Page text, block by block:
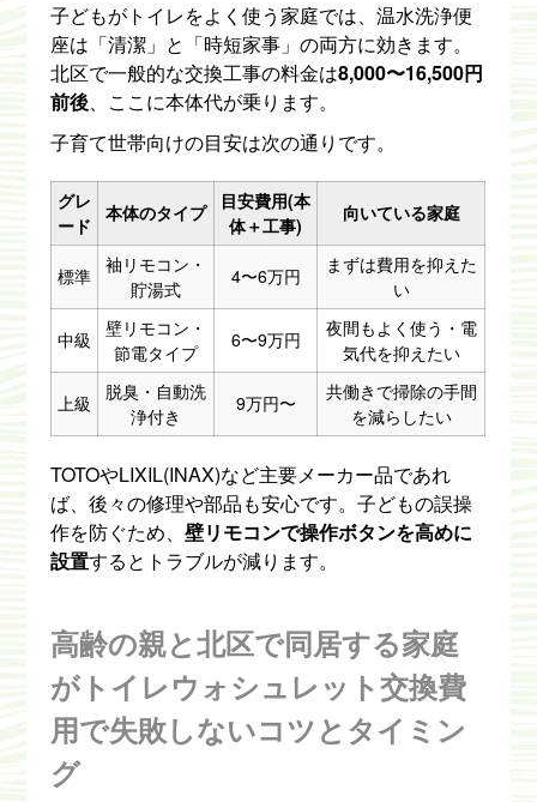
子どもがトイレをよく使う家庭では、温水洗浄便
座は「清潔」と「時短家事」の両方に効きます。
北区で一般的な交換工事の料金は8,000〜16,500円
前後、ここに本体代が乗ります。
子育て世帯向けの目安は次の通りです。
グレ
ード
本体のタイプ
目安費用(本
体＋工事)
向いている家庭
標準
袖リモコン・
貯湯式
4〜6万円
まずは費用を抑えた
い
中級
壁リモコン・
節電タイプ
6〜9万円
夜間もよく使う・電
気代を抑えたい
上級
脱臭・自動洗
浄付き
9万円〜
共働きで掃除の手間
を減らしたい
TOTOやLIXIL(INAX)など主要メーカー品であれ
ば、後々の修理や部品も安心です。子どもの誤操
作を防ぐため、壁リモコンで操作ボタンを高めに
設置するとトラブルが減ります。
高齢の親と北区で同居する家庭
がトイレウォシュレット交換費
用で失敗しないコツとタイミン
グ